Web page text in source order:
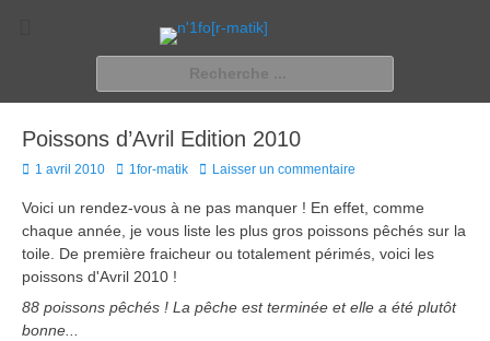
n'1fo[r-matik]
Pour les nymphos d'infos en info…
Poissons d’Avril Edition 2010
Posted
1 avril 2010 Author
1for-matik Laisser un commentaire
Voici un rendez-vous à ne pas manquer ! En effet, comme
chaque année, je vous liste les plus gros poissons pêchés sur la
toile. De première fraicheur ou totalement périmés, voici les
poissons d'Avril 2010 !
88 poissons pêchés ! La pêche est terminée et elle a été plutôt
bonne...